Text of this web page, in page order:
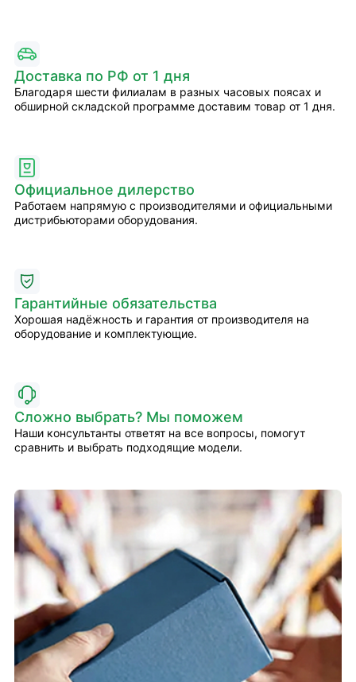
Доставка по РФ от 1 дня
Благодаря шести филиалам в разных часовых поясах и
обширной складской программе доставим товар от 1 дня.
Официальное дилерство
Работаем напрямую с производителями и официальными
дистрибьюторами оборудования.
Гарантийные обязательства
Хорошая надёжность и гарантия от производителя на
оборудование и комплектующие.
Сложно выбрать? Мы поможем
Наши консультанты ответят на все вопросы, помогут
сравнить и выбрать подходящие модели.